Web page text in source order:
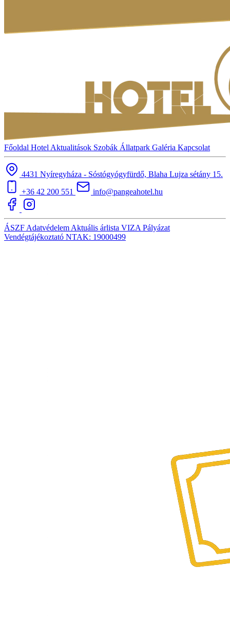
Főoldal Hotel Aktualitások Szobák Állatpark Galéria Kapcsolat
4431 Nyíregyháza - Sóstógyógyfürdő, Blaha Lujza sétány 15.
+36 42 200 551
info@pangeahotel.hu
ÁSZF Adatvédelem Aktuális árlista VIZA Pályázat
Vendégtájékoztató NTAK: 19000499